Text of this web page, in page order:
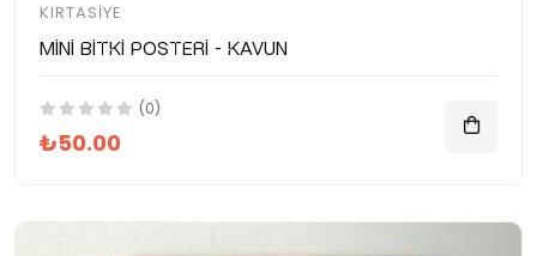
KIRTASIYE
Mini Bitki Posteri - Kavun
(0)
₺50.00